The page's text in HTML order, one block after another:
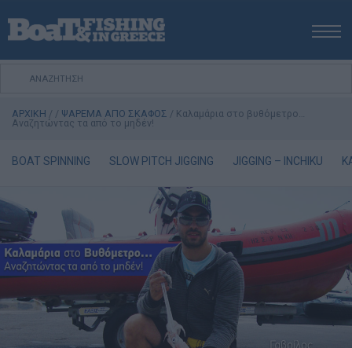
ΑΡΧΙΚΗ
ΕΚΔΟΣΕΙΣ
ΨΑΡΕΜΑ ΑΠΟ ΣΚΑΦΟΣ
ΣΚΑΦΟΣ
VIDEO
ΕΞΟΠΛΙΣΜΟΣ
ΘΕΣΣΑΛΟΝΙΚΗ BOAT & FISHING SHOW 2025
BOAT & FISHING SHOW 2025
ΑΡΧΙΚΗ / / ΨΑΡΕΜΑ ΑΠΟ ΣΚΑΦΟΣ / Καλαµάρια στο βυθόµετρο…
Αναζητώντας τα από το µηδέν!
BOAT SPINNING SLOW PITCH JIGGING JIGGING – INCHIKU